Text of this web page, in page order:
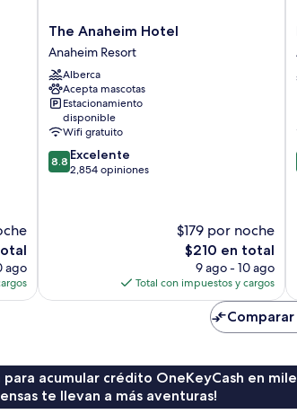
ago
The
Anaheim
Hotel
Anaheim
Resort
The Anaheim Hotel
Anaheim Resort
Alberca
Acepta mascotas
Estacionamiento
disponible
Wifi gratuito
8.8
de
8.8 Excelente
2,854 opiniones
$179 por noche
El
precio
actual
es
$210 en total
9 ago - 10 ago
Total con impuestos y cargos
para acumular crédito OneKeyCash en
te llevan a más aventuras!